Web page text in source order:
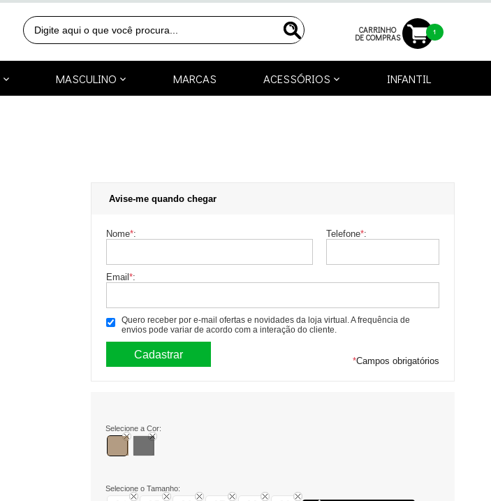
CARRINHO
DE COMPRAS
1
MASCULINO MARCAS ACESSÓRIOS INFANTIL
Avise-me quando chegar
Nome*: Telefone*:
Email *:
Quero receber por e-mail ofertas e novidades da loja virtual. A frequência de
envios pode variar de acordo com a interação do cliente.
*Campos obrigatórios
Selecione a Cor:
Selecione o Tamanho: